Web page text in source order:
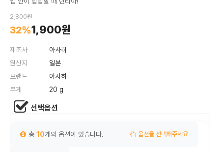
2,800원
32%1,900원
제조사
아사히
원산지
일본
브랜드
아사히
무게
20 g
선택옵션
총 10개의 옵션이 있습니다. 옵션을 선택해주세요